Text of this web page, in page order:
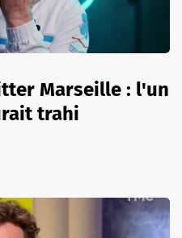
Marseille : l'un
trahi